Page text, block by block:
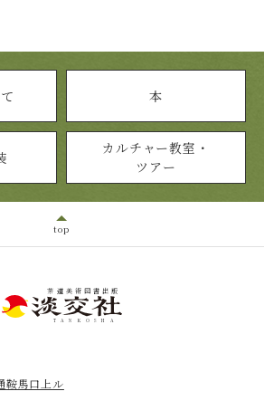
本
カルチャー教室・
ツアー
top
茶道美術図書出版
TANKOSHA
鞍馬口上ル